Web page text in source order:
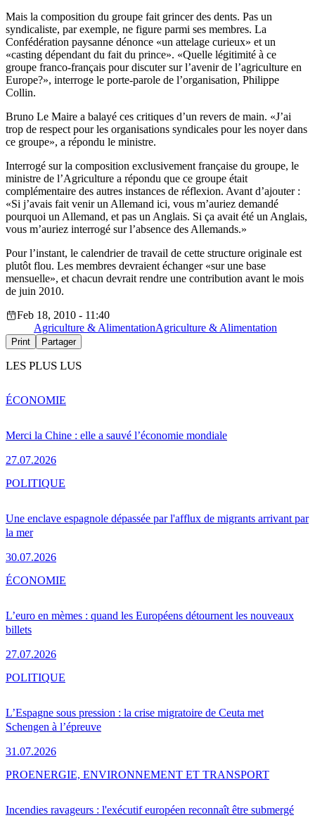
Mais la composition du groupe fait grincer des dents. Pas un
syndicaliste, par exemple, ne figure parmi ses membres. La
Confédération paysanne dénonce «un attelage curieux» et un
«casting dépendant du fait du prince». «Quelle légitimité à ce
groupe franco-français pour discuter sur l’avenir de l’agriculture en
Europe?», interroge le porte-parole de l’organisation, Philippe
Collin.
Bruno Le Maire a balayé ces critiques d’un revers de main. «J’ai
trop de respect pour les organisations syndicales pour les noyer dans
ce groupe», a répondu le ministre.
Interrogé sur la composition exclusivement française du groupe, le
ministre de l’Agriculture a répondu que ce groupe était
complémentaire des autres instances de réflexion. Avant d’ajouter :
«Si j’avais fait venir un Allemand ici, vous m’auriez demandé
pourquoi un Allemand, et pas un Anglais. Si ça avait été un Anglais,
vous m’auriez interrogé sur l’absence des Allemands.»
Pour l’instant, le calendrier de travail de cette structure originale est
plutôt flou. Les membres devraient échanger «sur une base
mensuelle», et chacun devrait rendre une contribution avant le mois
de juin 2010.
Feb 18, 2010 - 11:40
Agriculture & AlimentationAgriculture & Alimentation
Print Partager
LES PLUS LUS
Merci la Chine : elle a sauvé l’économie mondiale
27.07.2026
ÉCONOMIE
Une enclave espagnole dépassée par l'afflux de migrants arrivant par
la mer
30.07.2026
POLITIQUE
L’euro en mèmes : quand les Européens détournent les nouveaux
billets
27.07.2026
ÉCONOMIE
L’Espagne sous pression : la crise migratoire de Ceuta met
Schengen à l’épreuve
31.07.2026
POLITIQUE
Incendies ravageurs : l'exécutif européen reconnaît être submergé
PROENERGIE, ENVIRONNEMENT ET TRANSPORT